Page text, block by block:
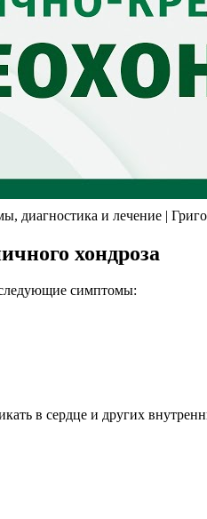
диагностика и лечение |
хондроза
следующие симптомы:
в сердце и других